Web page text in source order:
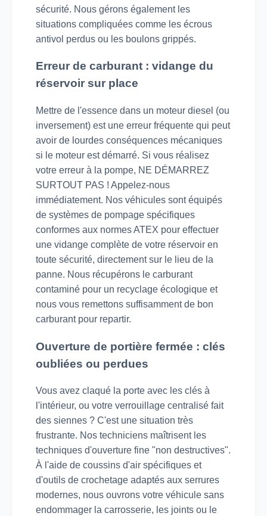
sécurité. Nous gérons également les
situations compliquées comme les écrous
antivol perdus ou les boulons grippés.
Erreur de carburant : vidange du
réservoir sur place
Mettre de l'essence dans un moteur diesel (ou
inversement) est une erreur fréquente qui peut
avoir de lourdes conséquences mécaniques
si le moteur est démarré. Si vous réalisez
votre erreur à la pompe, NE DÉMARREZ
SURTOUT PAS ! Appelez-nous
immédiatement. Nos véhicules sont équipés
de systèmes de pompage spécifiques
conformes aux normes ATEX pour effectuer
une vidange complète de votre réservoir en
toute sécurité, directement sur le lieu de la
panne. Nous récupérons le carburant
contaminé pour un recyclage écologique et
nous vous remettons suffisamment de bon
carburant pour repartir.
Ouverture de portière fermée : clés
oubliées ou perdues
Vous avez claqué la porte avec les clés à
l'intérieur, ou votre verrouillage centralisé fait
des siennes ? C'est une situation très
frustrante. Nos techniciens maîtrisent les
techniques d'ouverture fine "non destructives".
À l'aide de coussins d'air spécifiques et
d'outils de crochetage adaptés aux serrures
modernes, nous ouvrons votre véhicule sans
endommager la carrosserie, les joints ou le